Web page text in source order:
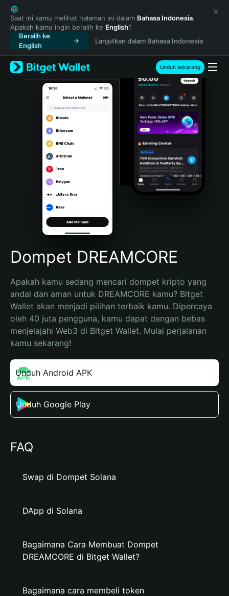
English
日本語
Tiếng Việt
Русский
Español (Latinoamérica)
Türkçe
Italiano
Português (Portugal)
Bahasa Indonesia
Português (Brasil)
Español (Argentina)
Saat ini kamu melihat halaman ini dalam Bahasa Indonesia.
Apakah kamu ingin beralih ke English?
Beralih ke
English
Lanjutkan dalam Bahasa Indonesia
Unduh sekarang
Dompet DREAMCORE
Apakah kamu sedang mencari dompet kripto yang
andal dan aman untuk DREAMCORE kamu? Bitget
Wallet akan menjadi pilihan terbaik kamu. Dipercaya
oleh 40 juta pengguna, kamu dapat dengan bebas
menjelajahi Web3 di Bitget Wallet. Mulai perjalanan
kamu sekarang!
Unduh Android APK
Unduh Google Play
FAQ
Swap di Dompet Solana
DApp di Solana
Bagaimana Cara Membuat Dompet
DREAMCORE di Bitget Wallet?
Bagaimana cara membeli token